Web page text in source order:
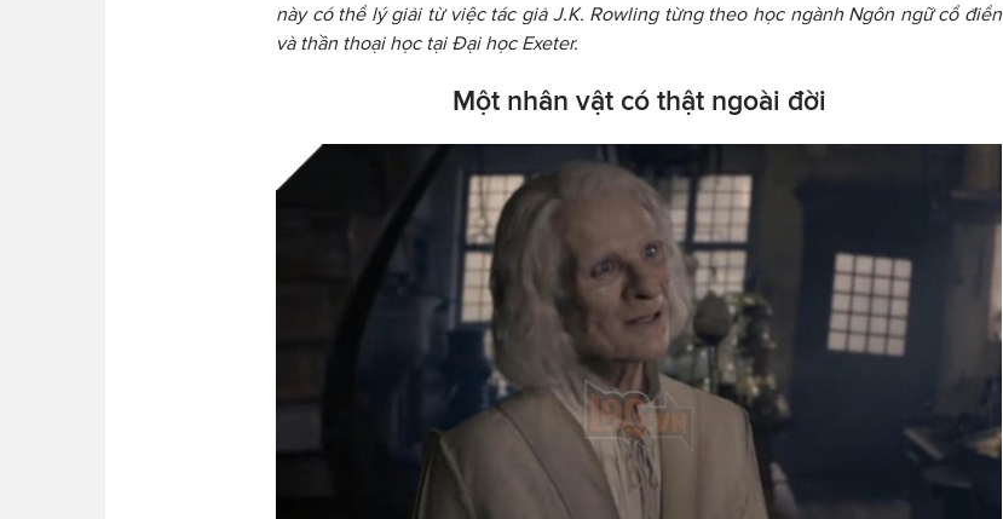
này có thể lý giải từ việc tác giả J.K. Rowling từng theo học ngành Ngôn ngữ cổ điển
và thần thoại học tại Đại học Exeter.
Một nhân vật có thật ngoài đời